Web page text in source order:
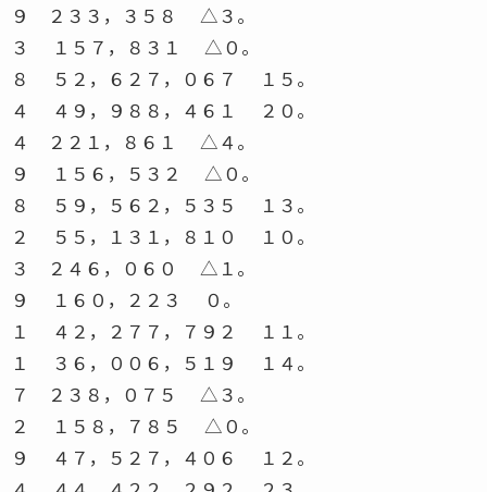
９ ２３３，３５８ △３。
３ １５７，８３１ △０。
８ ５２，６２７，０６７ １５。
４ ４９，９８８，４６１ ２０。
４ ２２１，８６１ △４。
９ １５６，５３２ △０。
８ ５９，５６２，５３５ １３。
２ ５５，１３１，８１０ １０。
３ ２４６，０６０ △１。
９ １６０，２２３ ０。
１ ４２，２７７，７９２ １１。
１ ３６，００６，５１９ １４。
７ ２３８，０７５ △３。
２ １５８，７８５ △０。
９ ４７，５２７，４０６ １２。